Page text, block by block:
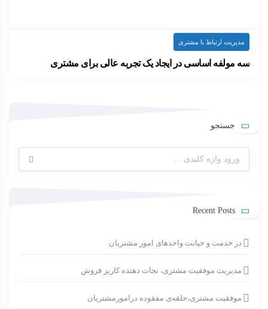
مدیریت ارتباط با مشتری
سه مولفه اساسی در ایجاد یک تجربه عالی برای مشتری
جستجو
برای:
Recent Posts
در خدمت و خیانت واحدهای امور مشتریان
مدیریت موفقیت مشتری، نجات دهنده کاریز فروش
موفقیت مشتری،حلقه‌ی مفقوده درامورمشتریان